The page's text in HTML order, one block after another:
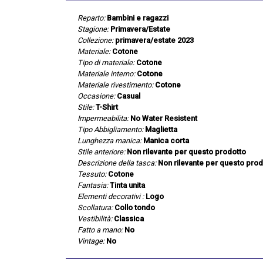
Reparto: Bambini e ragazzi
Stagione: Primavera/Estate
Collezione: primavera/estate 2023
Materiale: Cotone
Tipo di materiale: Cotone
Materiale interno: Cotone
Materiale rivestimento: Cotone
Occasione: Casual
Stile: T-Shirt
Impermeabilita: No Water Resistent
Tipo Abbigliamento: Maglietta
Lunghezza manica: Manica corta
Stile anteriore: Non rilevante per questo prodotto
Descrizione della tasca: Non rilevante per questo
Tessuto: Cotone
Fantasia: Tinta unita
Elementi decorativi : Logo
Scollatura: Collo tondo
Vestibilità: Classica
Fatto a mano: No
Vintage: No